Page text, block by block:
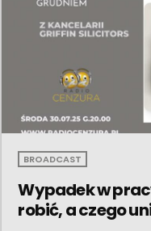
BROADCAST
Wypadek w
robić, a czego